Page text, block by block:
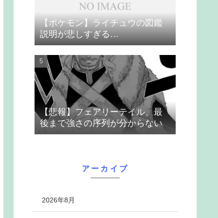
【ポケモン】ライチュウの図鑑
説明が悲しすぎる…
【悲報】フェアリーテイル、最
後まで強さの序列が分からない
アーカイブ
2026年8月